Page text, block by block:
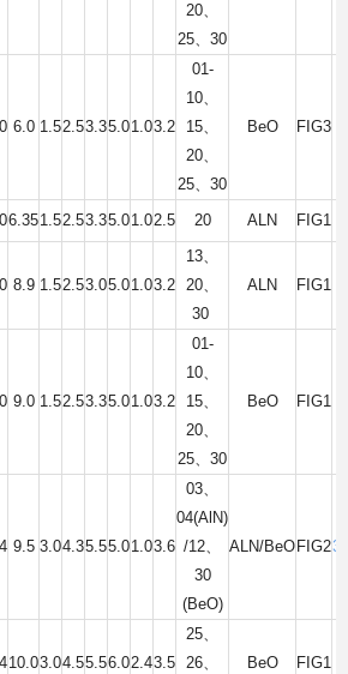
20、
25、 30
6.0 1.52.53.35.01.03.2
01-
10、
15、
20、
25、 30
BeO FIG3
6.351.52.53.35.01.02.5 20 ALN FIG1
8.9 1.52.53.05.01.03.2
13、
20、
30
ALN FIG1
9.0 1.52.53.35.01.03.2
01-
10、
15、
20、
25、 30
BeO FIG1
9.5 3.04.35.55.01.03.6
03、
04(AlN)
/12、
30
(BeO)
ALN/BeO FIG23
10.03.04.55.56.02.43.5
25、
26、
BeO FIG1